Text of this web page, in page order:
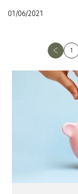
01/06/2021
1